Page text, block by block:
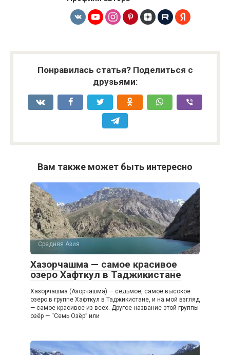
Понравилась статья? Поделиться с
друзьями:
Вам также может быть интересно
Средняя Азия
Хазорчашма — самое красивое
озеро Хафткул в Таджикистане
Хазорчашма (Азорчашма) — седьмое, самое высокое
озеро в группе Хафткул в Таджикистане, и на мой взгляд
— самое красивое из всех. Другое название этой группы
озёр — “Семь Озёр” или